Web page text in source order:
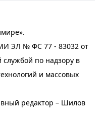
ЭЛ № ФС 77 - 83032 от
по надзору в
и массовых
редактор – Шилов